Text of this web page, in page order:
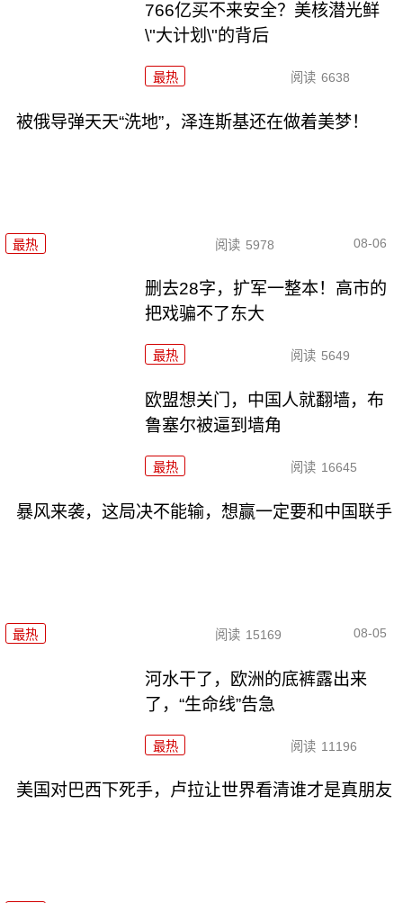
766亿买不来安全？美核潜光鲜
\"大计划\"的背后
最热 阅读 6638
被俄导弹天天“洗地”，泽连斯基还在做着美梦！
最热 阅读 5978 08-06
删去28字，扩军一整本！高市的
把戏骗不了东大
最热 阅读 5649
欧盟想关门，中国人就翻墙，布
鲁塞尔被逼到墙角
最热 阅读 16645
暴风来袭，这局决不能输，想赢一定要和中国联手
最热 阅读 15169 08-05
河水干了，欧洲的底裤露出来
了，“生命线”告急
最热 阅读 11196
美国对巴西下死手，卢拉让世界看清谁才是真朋友